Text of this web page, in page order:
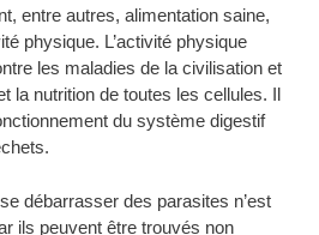
entre autres, alimentation saine,
physique. L’activité physique
les maladies de la civilisation et
la nutrition de toutes les cellules. Il
du système digestif
débarrasser des parasites n’est
ils peuvent être trouvés non